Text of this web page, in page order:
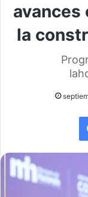
avances
la